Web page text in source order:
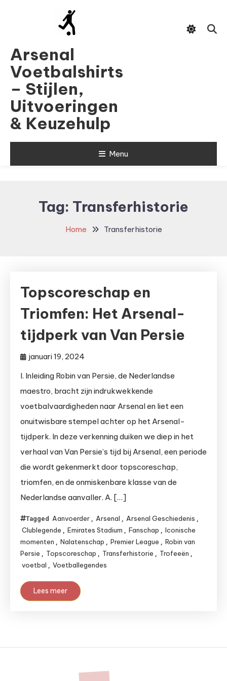
Arsenal
Voetbalshirts
– Stijlen,
Uitvoeringen
& Keuzehulp
Menu
Tag: Transferhistorie
Home Transferhistorie
Topscoreschap en
Triomfen: Het Arsenal-
tijdperk van Van Persie
januari 19, 2024
I. Inleiding Robin van Persie, de Nederlandse
maestro, bracht zijn indrukwekkende
voetbalvaardigheden naar Arsenal en liet een
onuitwisbare stempel achter op het Arsenal-
tijdperk. In deze verkenning duiken we diep in het
verhaal van Van Persie’s tijd bij Arsenal, een periode
die wordt gekenmerkt door topscoreschap,
triomfen, en de onmiskenbare klasse van de
Nederlandse aanvaller. A. […]
Tagged Aanvoerder , Arsenal , Arsenal Geschiedenis ,
Clublegende , Emirates Stadium , Fanschap , Iconische
momenten , Nalatenschap , Premier League , Robin van
Persie , Topscoreschap , Transferhistorie , Trofeeën ,
voetbal , Voetballegendes
Lees meer